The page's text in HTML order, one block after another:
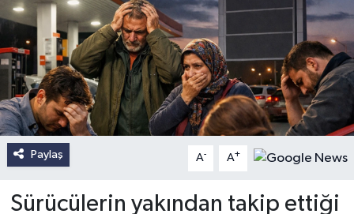
Paylaş A- A+
Sürücülerin yakından takip ettiği